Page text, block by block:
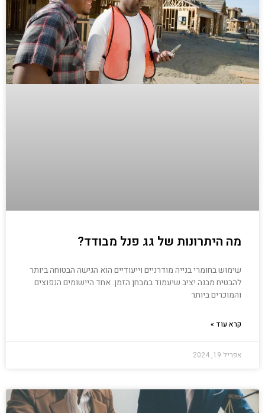
מה היתרונות של גג פנל מבודד?
שימוש בחומרי בנייה מודרניים וייעודיים הוא הגישה הבטוחה ביותר
להבטיח מבנה יציב שיעמוד במבחן הזמן. אחד היישומים הנפוצים
והמוכרים ביותר
קרא עוד »
אפריל 19, 2024